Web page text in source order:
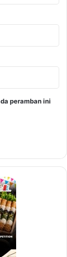
peramban ini